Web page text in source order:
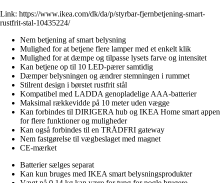
Link: https://www.ikea.com/dk/da/p/styrbar-fjernbetjening-smart-
rustfrit-stal-10435224/
Nem betjening af smart belysning
Mulighed for at betjene flere lamper med et enkelt klik
Mulighed for at dæmpe og tilpasse lysets farve og intensitet
Kan betjene op til 10 LED-pærer samtidig
Dæmper belysningen og ændrer stemningen i rummet
Stilrent design i børstet rustfrit stål
Kompatibel med LADDA genopladelige AAA-batterier
Maksimal rækkevidde på 10 meter uden vægge
Kan forbindes til DIRIGERA hub og IKEA Home smart appen
for flere funktioner og muligheder
Kan også forbindes til en TRÅDFRI gateway
Nem fastgørelse til vægbeslaget med magnet
CE-mærket
Batterier sælges separat
Kan kun bruges med IKEA smart belysningsprodukter